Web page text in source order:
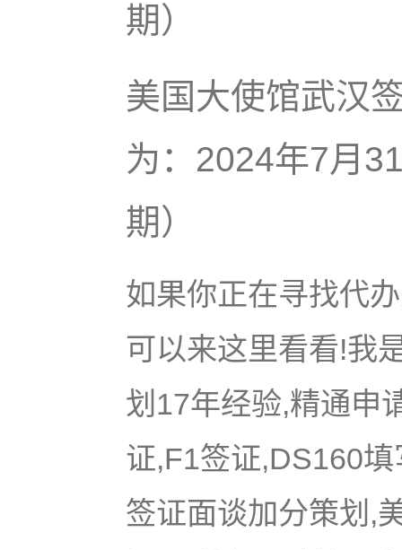
期）
美国大使馆武汉
为：2024年7月
期）
如果你正在寻找代
可以来这里看看!我
划17年经验,精通申
证,F1签证,DS160
签证面谈加分策划,